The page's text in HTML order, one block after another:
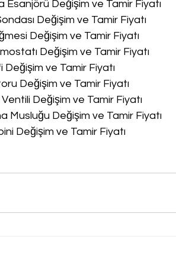
Esanjörü Değişim ve Tamir Fiyatı
Değişim ve Tamir Fiyatı
Değişim ve Tamir Fiyatı
Değişim ve Tamir Fiyatı
Değişim ve Tamir Fiyatı
Değişim ve Tamir Fiyatı
Değişim ve Tamir Fiyatı
Musluğu Değişim ve Tamir Fiyatı
Değişim ve Tamir Fiyatı